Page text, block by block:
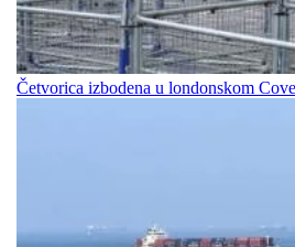
Četvorica izbodena u londonskom